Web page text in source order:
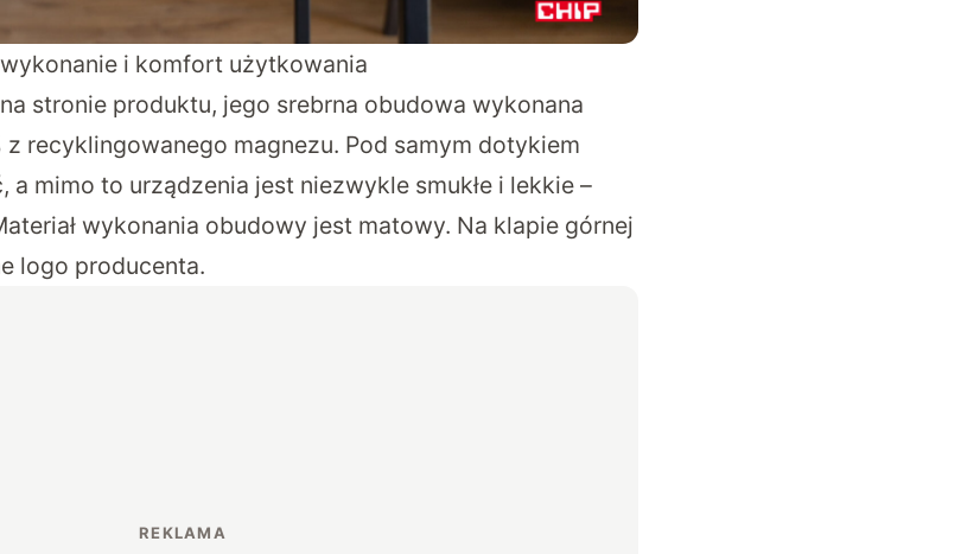
wykonanie i komfort użytkowania
stronie produktu, jego srebrna obudowa wykonana
z recyklingowanego magnezu. Pod samym dotykiem
mimo to urządzenia jest niezwykle smukłe i lekkie –
wykonania obudowy jest matowy. Na klapie górnej
logo producenta.